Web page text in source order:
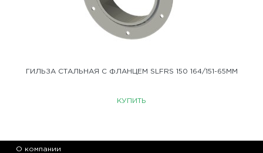
ГИЛЬЗА СТАЛЬНАЯ С ФЛАНЦЕМ SLFRS 150 164/151-65ММ
КУПИТЬ
О компании